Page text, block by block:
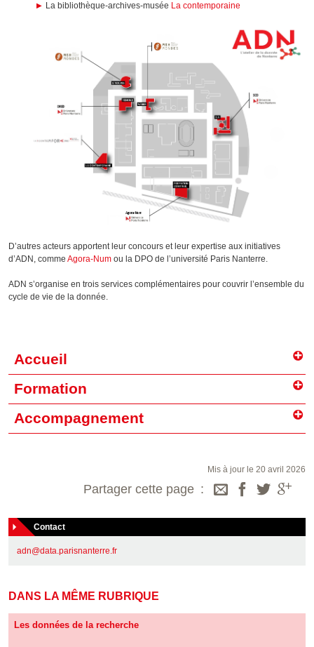
La bibliothèque-archives-musée La contemporaine
D’autres acteurs apportent leur concours et leur expertise aux initiatives
d’ADN, comme Agora-Num ou la DPO de l’université Paris Nanterre.
ADN s’organise en trois services complémentaires pour couvrir l’ensemble du
cycle de vie de la donnée.
Accueil
Formation
Accompagnement
Mis à jour le 20 avril 2026
Partager cette page
Contact
adn@data.parisnanterre.fr
DANS LA MÊME RUBRIQUE
Les données de la recherche